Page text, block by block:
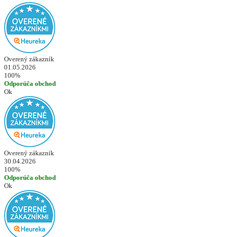
Overený zákazník
01.05.2026
100%
Odporúča obchod
Ok
Overený zákazník
30.04.2026
100%
Odporúča obchod
Ok